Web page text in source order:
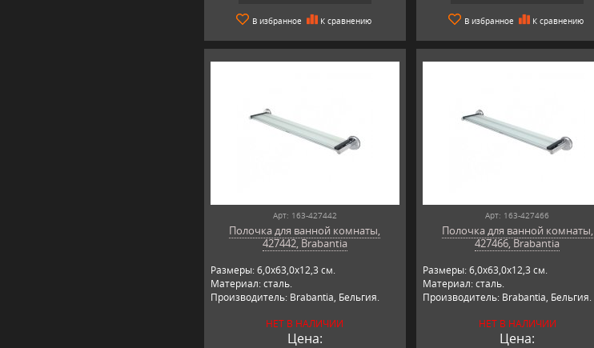
В избранное К сравнению В избранное К сравнению
Арт: 163-427442
Полочка для ванной комнаты,
427442, Brabantia
Размеры: 6,0х63,0х12,3 см.
Материал: сталь.
Производитель: Brabantia, Бельгия.
НЕТ В НАЛИЧИИ
Цена:
Арт: 163-427466
Полочка для ванной комнаты,
427466, Brabantia
Размеры: 6,0х63,0х12,3 см.
Материал: сталь.
Производитель: Brabantia, Бельгия.
НЕТ В НАЛИЧИИ
Цена: